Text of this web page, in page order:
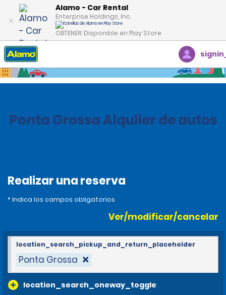
Alamo - Car Rental
Enterprise Holdings, Inc.
OBTENER: Disponible en Play Store
Inicio Oficinas
Ponta Grossa Alquiler de autos
Realizar una reserva
* Indica los campos obligatorios
Ver/modificar/cancelar
Ponta Grossa
location_search_oneway_toggle
location_search_pickup_and_return_placeholder